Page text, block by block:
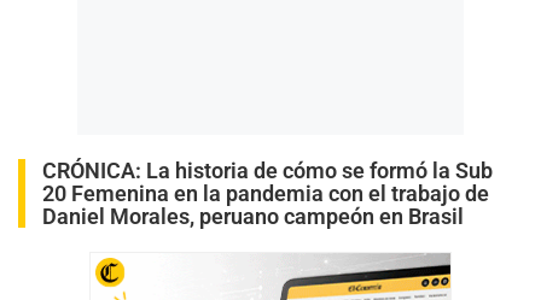
CRÓNICA: La historia de cómo se formó la Sub
20 Femenina en la pandemia con el trabajo de
Daniel Morales, peruano campeón en Brasil